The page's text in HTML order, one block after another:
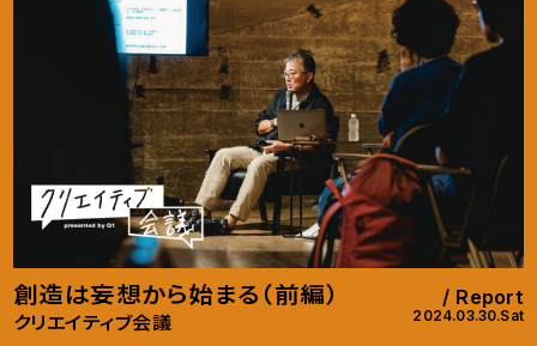
創造は妄想から始まる（前編）
クリエイティブ会議
Report
2024.03.30.Sat